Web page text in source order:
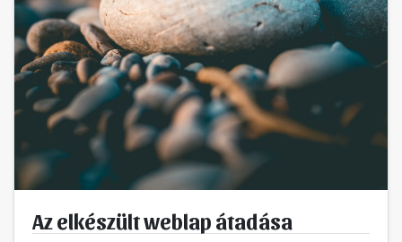
Az elkészült weblap átadása